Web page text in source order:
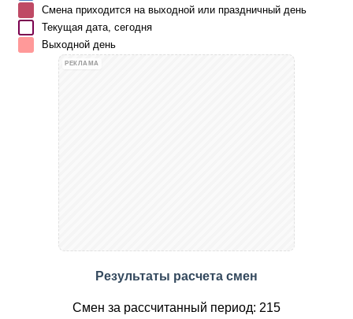
Смена приходится на выходной или праздничный день
Текущая дата, сегодня
Выходной день
РЕКЛАМА
Результаты расчета смен
Смен за рассчитанный период: 215